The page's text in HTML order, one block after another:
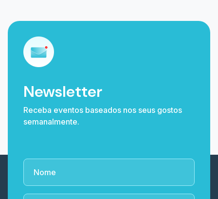
Newsletter
Receba eventos baseados nos seus gostos
semanalmente.